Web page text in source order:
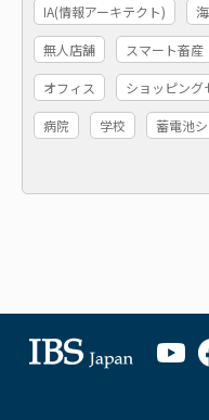
IA(情報アーキテクト)
無人店舗 スマート畜産
オフィス ショッピング
病院 学校 蓄電池